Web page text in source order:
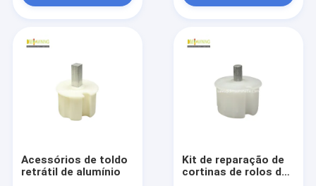
Acessórios de toldo
retrátil de alumínio
Kit de reparação de
cortinas de rolos de